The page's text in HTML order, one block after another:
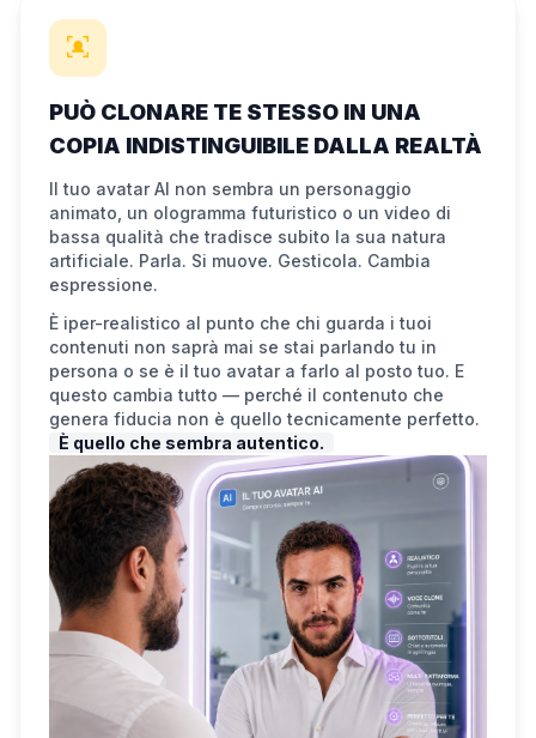
PUÒ CLONARE TE STESSO IN UNA
COPIA INDISTINGUIBILE DALLA REALTÀ
Il tuo avatar AI non sembra un personaggio
animato, un ologramma futuristico o un video di
bassa qualità che tradisce subito la sua natura
artificiale. Parla. Si muove. Gesticola. Cambia
espressione.
È iper-realistico al punto che chi guarda i tuoi
contenuti non saprà mai se stai parlando tu in
persona o se è il tuo avatar a farlo al posto tuo. E
questo cambia tutto — perché il contenuto che
genera fiducia non è quello tecnicamente perfetto.
È quello che sembra autentico.